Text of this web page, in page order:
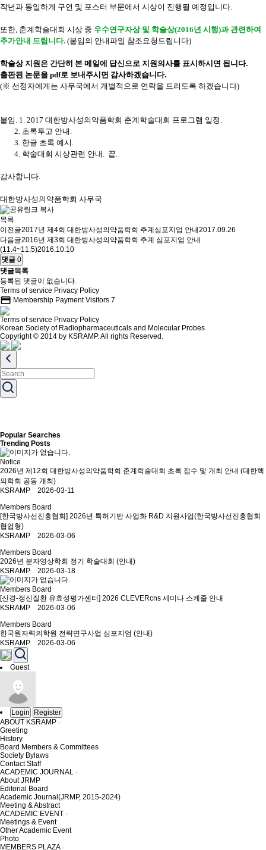
작년과 동일하게 구연 및 포스터 부문에서 시상이 진행될 예정입니다.
또한, 춘계학술대회 시상 중 우수연구자상 및 학술상(2016년 시행)과 관련하여
추가안내 드립니다. (붙임의 안내파일 참조요청드립니다)
학술상지원은 간단히 본 메일에 답신으로 지원의사를 표시하시면 됩니다.
출판된 논문을 pdf로 보내주시면 감사하겠습니다.
(※ 선정자에게는 사무국에서 개별적으로 연락을 드리도록 하겠습니다)
붙임. 1. 2017 대한방사성의약품학회 춘계학술대회 프로그램 일정.
2. 초록투고 안내.
3. 한글 초록 예시.
4. 학술대회 시상관련 안내. 끝.
감사합니다.
대한방사성의약품학회 사무국
목록
이전글2017년 제4회 대한방사성의약품학회 추계심포지엄 안내2017.09.26
다음글2016년 제3회 대한방사성의약품학회 추계 심포지엄 안내
(11.4~11.5)2016.10.10
댓글 0
댓글목록
등록된 댓글이 없습니다.
Terms of service Privacy Policy
credit_card Membership Payment Visitors 7
Terms of service Privacy Policy
Korean Society of Radiopharmaceuticals and Molecular Probes
Copyright © 2014 by KSRAMP. All rights Reserved.
Popular Searches
Trending Posts
Notice
2026년 제12회 대한방사성의약품학회 춘계학술대회 초록 접수 및 개최 안내 (대한핵
의학회 공동 개최)
KSRAMP 2026-03-11
Members Board
[한국방사선진흥협회] 2026년 특허기반 사업화 R&D 지원사업(한국방사선진흥협회
협업형)
KSRAMP 2026-03-06
Members Board
2026년 분자영상학회 정기 학술대회 (안내)
KSRAMP 2026-03-18
Members Board
[신경-정신질환 유효성평가센터] 2026 CLEVERcns 세미나 스케줄 안내
KSRAMP 2026-03-06
Members Board
한국원자력의학원 전략연구사업 심포지엄 (안내)
KSRAMP 2026-03-06
Guest
Login
Register
ABOUT KSRAMP
Greeting
History
Board Members & Committees
Society Bylaws
Contact Staff
ACADEMIC JOURNAL
About JRMP
Editorial Board
Academic Journal(JRMP, 2015-2024)
Meeting & Abstract
ACADEMIC EVENT
Meetings & Event
Other Academic Event
Photo
MEMBERS PLAZA